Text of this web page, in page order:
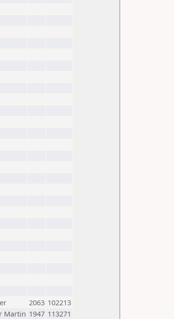
2063 102213
Martin 1947 113271